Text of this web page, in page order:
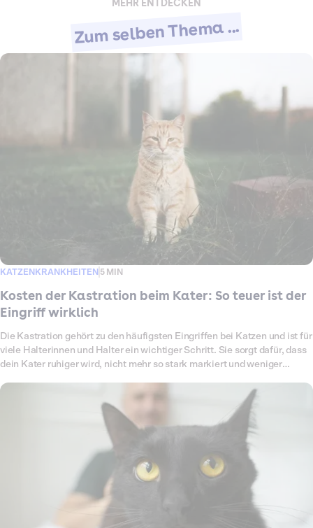
MEHR ENTDECKEN
Zum selben Thema ...
KATZENKRANKHEITEN 5 MIN
Kosten der Kastration beim Kater: So teuer ist der
Eingriff wirklich
Die Kastration gehört zu den häufigsten Eingriffen bei Katzen und ist für
viele Halterinnen und Halter ein wichtiger Schritt. Sie sorgt dafür, dass
dein Kater ruhiger wird, nicht mehr so stark markiert und weniger
Nachwuchs verhindert, was besonders bei Freigängern eine große
Rolle spielt. Trotzdem taucht schnell die Frage auf: Wie hoch sind die
Kosten für eine Kastration beim Kater und was kommt insgesamt auf
mich zu? Die Preise hängen von der Tierarztpraxis, der Narkoseart und
möglichen Zusatzleistungen wie Chippen oder Impfungen ab. Auch
Komplikationen können die Rechnung erhöhen. Damit du weißt, womit
du rechnen musst, findest du hier einen Überblick über den Ablauf, die
typischen Preise und die Möglichkeiten, einen Teil der Kosten durch
eine Versicherung abdecken zu lassen.